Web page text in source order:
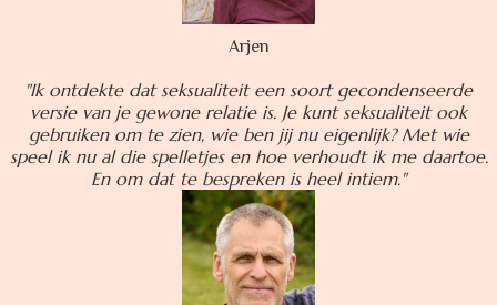
Arjen
"Ik ontdekte dat seksualiteit een soort gecondenseerde
versie van je gewone relatie is. Je kunt seksualiteit ook
gebruiken om te zien, wie ben jij nu eigenlijk? Met wie
speel ik nu al die spelletjes en hoe verhoudt ik me daartoe.
En om dat te bespreken is heel intiem."